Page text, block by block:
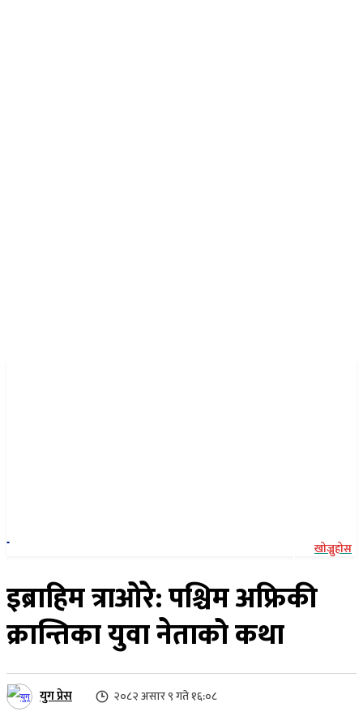
खोज्नुहोस
इब्राहिम त्राओरे: पश्चिम अफ्रिकी
क्रान्तिका युवा नेताको कथा
युग प्रेस २०८२ असार ९ गते १६:०८